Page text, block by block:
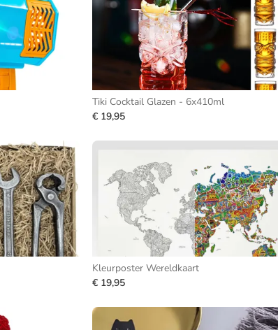
Tiki Cocktail Glazen - 6x410ml
€ 19,95
Kleurposter Wereldkaart
€ 19,95